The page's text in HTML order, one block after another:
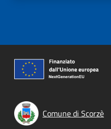
Comune di Scorzè